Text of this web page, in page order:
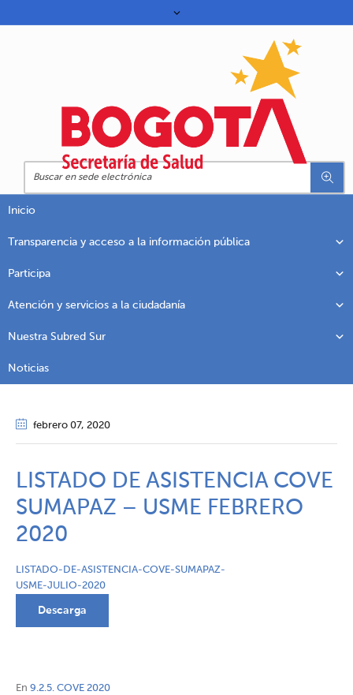
Inicio
Transparencia y acceso a la información pública
Participa
Atención y servicios a la ciudadanía
Nuestra Subred Sur
Noticias
febrero 07, 2020
LISTADO DE ASISTENCIA COVE
SUMAPAZ – USME FEBRERO
2020
LISTADO-DE-ASISTENCIA-COVE-SUMAPAZ-
USME-JULIO-2020
Descarga
En 9.2.5. COVE 2020